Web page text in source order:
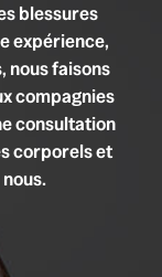
blessures
expérience,
nous faisons
compagnies
consultation
corporels et